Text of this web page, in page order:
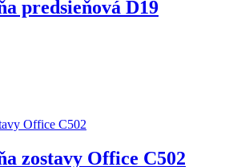
predsieňová D19
zostavy Office C502